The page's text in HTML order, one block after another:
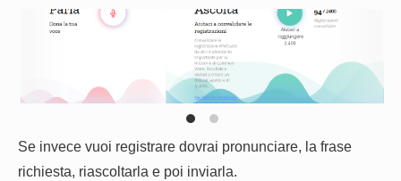
Clicca ascolta per validare le frasi di altri utenti
Se invece vuoi registrare dovrai pronunciare, la frase
richiesta, riascoltarla e poi inviarla.